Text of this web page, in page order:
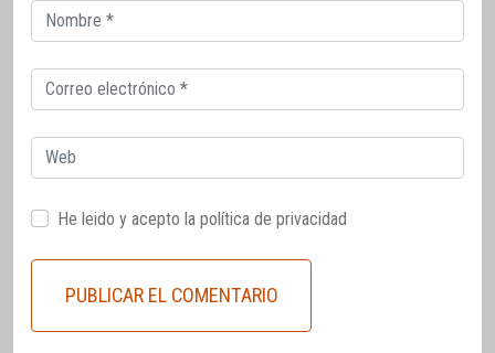
Correo
electrónico
Correo
electrónico
Web
He leido y acepto la política de privacidad